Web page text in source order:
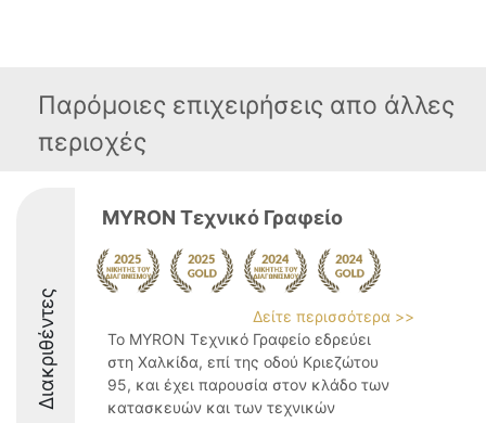
Παρόμοιες επιχειρήσεις απο άλλες
περιοχές
Διακριθέντες
MYRON Tεχνικό Γραφείο
Δείτε περισσότερα >>
Το MYRON Τεχνικό Γραφείο εδρεύει
στη Χαλκίδα, επί της οδού Κριεζώτου
95, και έχει παρουσία στον κλάδο των
κατασκευών και των τεχνικών